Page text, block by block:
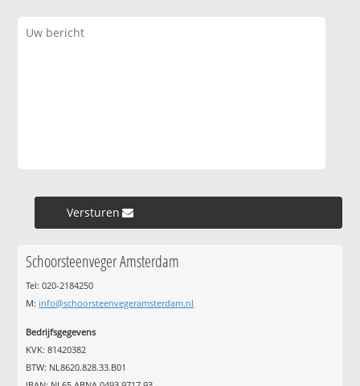
Versturen »
Schoorsteenveger Amsterdam
Tel: 020-2184250
M: info@schoorsteenvegeramsterdam.nl
Bedrijfsgegevens
KVK: 81420382
BTW: NL8620.828.33.B01